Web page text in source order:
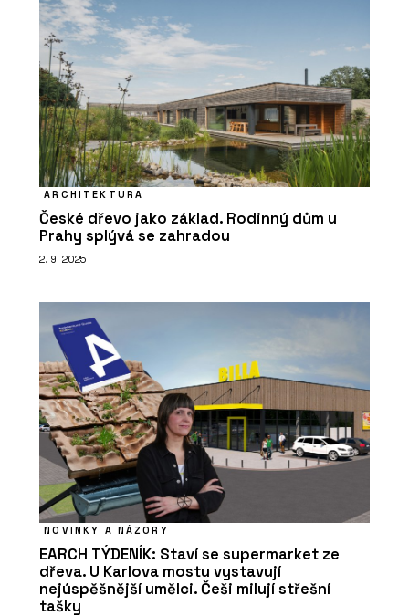
ARCHITEKTURA
České dřevo jako základ. Rodinný dům u
Prahy splývá se zahradou
2. 9. 2025
NOVINKY A NÁZORY
EARCH TÝDENÍK: Staví se supermarket ze
dřeva. U Karlova mostu vystavují
nejúspěšnější umělci. Češi milují střešní
tašky